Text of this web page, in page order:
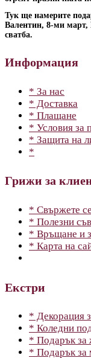
Тук ще намерите
Валентин, 8-ми март,
сватба.
Информация
* За нас
* Доставка
* Плащане
* Условия за
* Защита на
*
Грижи за
* Свържете
* Полезни
* Връщане и
* Карта на
Екстри
* Декорация
* Коледни
* Подарък за
* Подарък за